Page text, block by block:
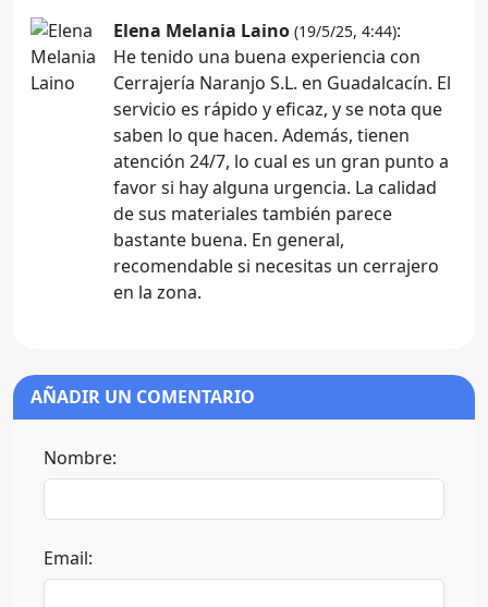
Elena Melania Laino (19/5/25, 4:44):
He tenido una buena experiencia con
Cerrajería Naranjo S.L. en Guadalcacín. El
servicio es rápido y eficaz, y se nota que
saben lo que hacen. Además, tienen
atención 24/7, lo cual es un gran punto a
favor si hay alguna urgencia. La calidad
de sus materiales también parece
bastante buena. En general,
recomendable si necesitas un cerrajero
en la zona.
AÑADIR UN COMENTARIO
Nombre:
Email: